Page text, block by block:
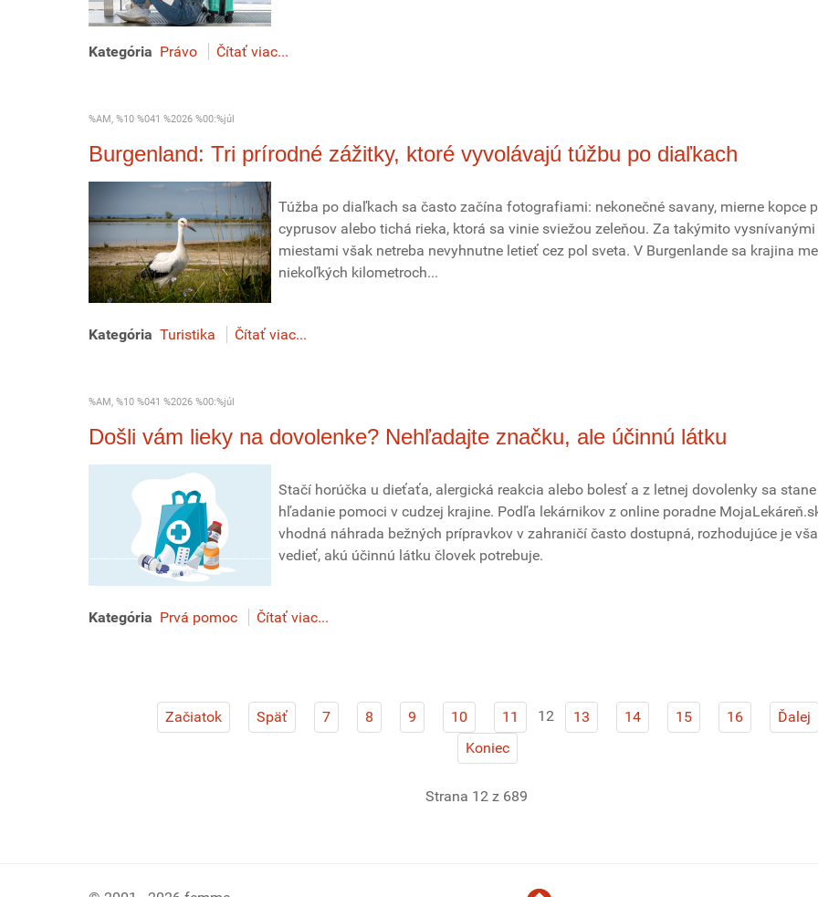
Kategória Právo Čítať viac...
%AM, %10 %041 %2026 %00:%júl
Burgenland: Tri prírodné zážitky, ktoré vyvolávajú túžbu po diaľkach
Túžba po diaľkach sa často začína fotografiami: nekonečné savany, mierne kopce
cyprusov alebo tichá rieka, ktorá sa vinie sviežou zeleňou. Za takýmito vysnívanými
miestami však netreba nevyhnutne letieť cez pol sveta. V Burgenlande sa krajina
niekoľkých kilometroch...
Kategória Turistika Čítať viac...
%AM, %10 %041 %2026 %00:%júl
Došli vám lieky na dovolenke? Nehľadajte značku, ale účinnú látku
Stačí horúčka u dieťaťa, alergická reakcia alebo bolesť a z letnej dovolenky sa stane
hľadanie pomoci v cudzej krajine. Podľa lekárnikov z online poradne
vhodná náhrada bežných prípravkov v zahraničí často dostupná, rozhodujúce je
vedieť, akú účinnú látku človek potrebuje.
Kategória Prvá pomoc Čítať viac...
Začiatok Späť 7 8 9 10 11 12 13 14 15 16
Ďalej
Koniec
Strana 12 z 689